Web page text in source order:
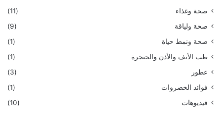
صحة وغذاء
(11)
صحة ولياقة
(9)
صحة ونمط حياة
(1)
طب الأنف والأذن والحنجرة
(1)
عطور
(3)
فوائد الخضروات
(1)
فيديوهات
(10)